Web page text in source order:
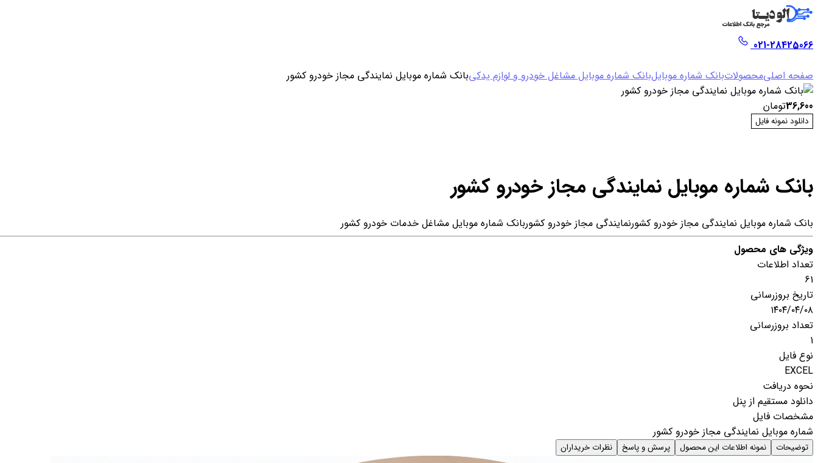
021-28425066
صفحه اصلیمحصولاتبانک شماره موبایلبانک شماره موبایل مشاغل خودرو و لوازم یدکیبانک شماره موبایل نمایندگی مجاز خودرو کشور
36,600تومان
دانلود نمونه فایل
بانک شماره موبایل نمایندگی مجاز خودرو کشور
بانک شماره موبایل نمایندگی مجاز خودرو کشورنمایندگی مجاز خودرو کشوربانک شماره موبایل مشاغل خدمات خودرو کشور
ویژگی های محصول
تعداد اطلاعات
61
تاریخ بروزرسانی
۱۴۰۴/۰۴/۰۸
تعداد بروزرسانی
1
نوع فایل
EXCEL
نحوه دریافت
دانلود مستقیم از پنل
مشخصات فایل
شماره موبایل نمایندگی مجاز خودرو کشور
توضیحات نمونه اطلاعات این محصول پرسش و پاسخ نظرات خریداران